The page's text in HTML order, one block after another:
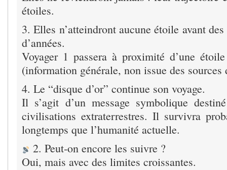
étoiles.
3. Elles n’atteindront aucune étoile avant
d’années.
Voyager 1 passera à proximité d’une
(information générale, non issue des
4. Le “disque d’or” continue son voyage.
Il s’agit d’un message symbolique
civilisations extraterrestres. Il survivra
longtemps que l’humanité actuelle.
2. Peut‑on encore les suivre ?
Oui, mais avec des limites croissantes.